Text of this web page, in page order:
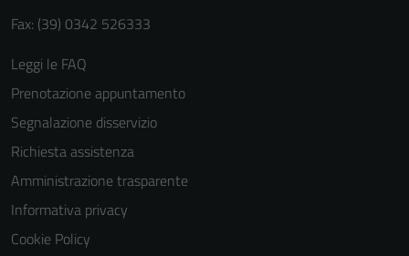
Fax: (39) 0342 526333
Leggi le FAQ
Prenotazione appuntamento
Segnalazione disservizio
Richiesta assistenza
Amministrazione trasparente
Informativa privacy
Cookie Policy